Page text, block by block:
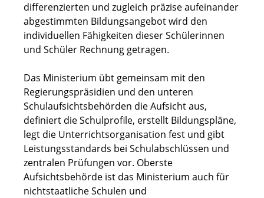
differenzierten und zugleich präzise aufeinander
abgestimmten Bildungsangebot wird den
individuellen Fähigkeiten dieser Schülerinnen
und Schüler Rechnung getragen.
Das Ministerium übt gemeinsam mit den
Regierungspräsidien und den unteren
Schulaufsichtsbehörden die Aufsicht aus,
definiert die Schulprofile, erstellt Bildungspläne,
legt die Unterrichtsorganisation fest und gibt
Leistungsstandards bei Schulabschlüssen und
zentralen Prüfungen vor. Oberste
Aufsichtsbehörde ist das Ministerium auch für
nichtstaatliche Schulen und